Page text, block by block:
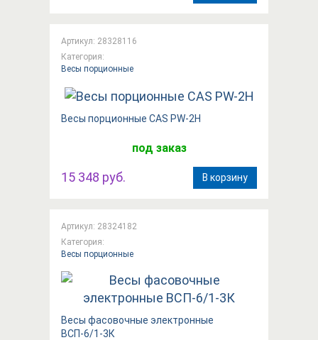
Артикул: 28328116
Категория:
Весы порционные
Весы порционные CAS PW-2H
под заказ
15 348 руб. В корзину
Артикул: 28324182
Категория:
Весы порционные
Весы фасовочные электронные
ВСП-6/1-3К